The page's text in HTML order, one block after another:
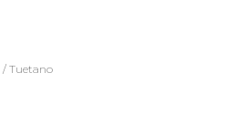
/ Tuetano